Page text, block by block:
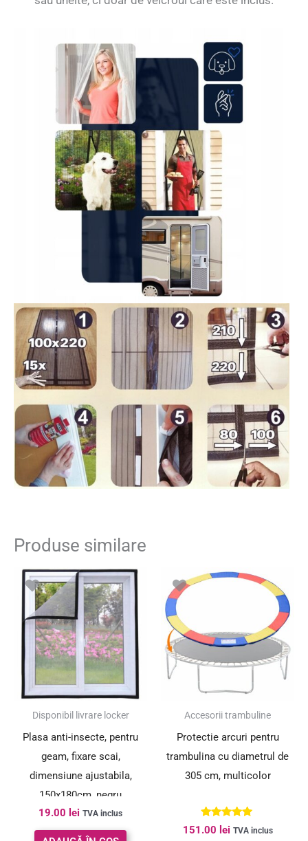
Produse similare
Disponibil livrare locker
Plasa anti-insecte, pentru
geam, fixare scai,
dimensiune ajustabila,
150x180cm, negru
19.00 lei TVA inclus
Accesorii trambuline
Protectie arcuri pentru
trambulina cu diametrul de
305 cm, multicolor
Evaluat la
5.00
151.00 lei TVA inclus